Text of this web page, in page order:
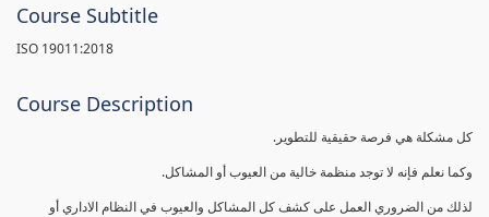
Course Subtitle
ISO 19011:2018
Course Description
كل مشكلة هي فرصة حقيقية للتطوير.
وكما نعلم فإنه لا توجد منظمة خالية من العيوب أو المشاكل.
لذلك من الضروري العمل على كشف كل المشاكل والعيوب في النظام الاداري أو